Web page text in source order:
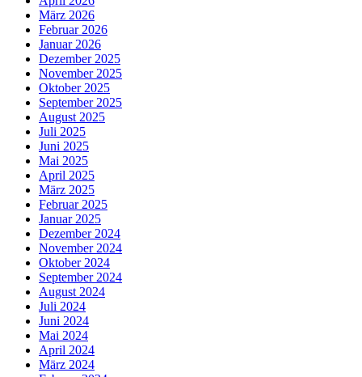
März 2026
Februar 2026
Januar 2026
Dezember 2025
November 2025
Oktober 2025
September 2025
August 2025
Juli 2025
Juni 2025
Mai 2025
April 2025
März 2025
Februar 2025
Januar 2025
Dezember 2024
November 2024
Oktober 2024
September 2024
August 2024
Juli 2024
Juni 2024
Mai 2024
April 2024
März 2024